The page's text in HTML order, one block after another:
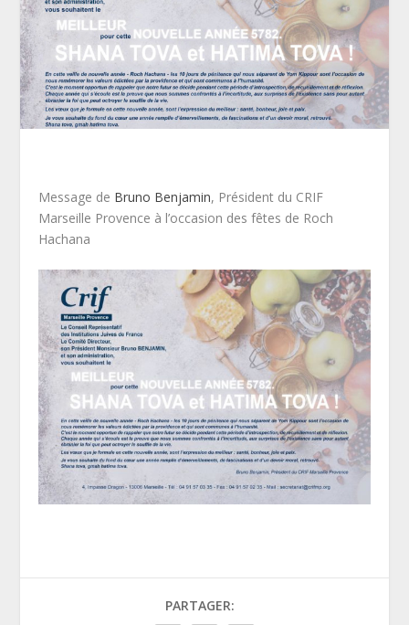
Message de Bruno Benjamin, Président du CRIF
Marseille Provence à l’occasion des fêtes de Roch
Hachana
PARTAGER: